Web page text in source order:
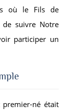
où le Fils de
de suivre Notre
participer un
premier-né était